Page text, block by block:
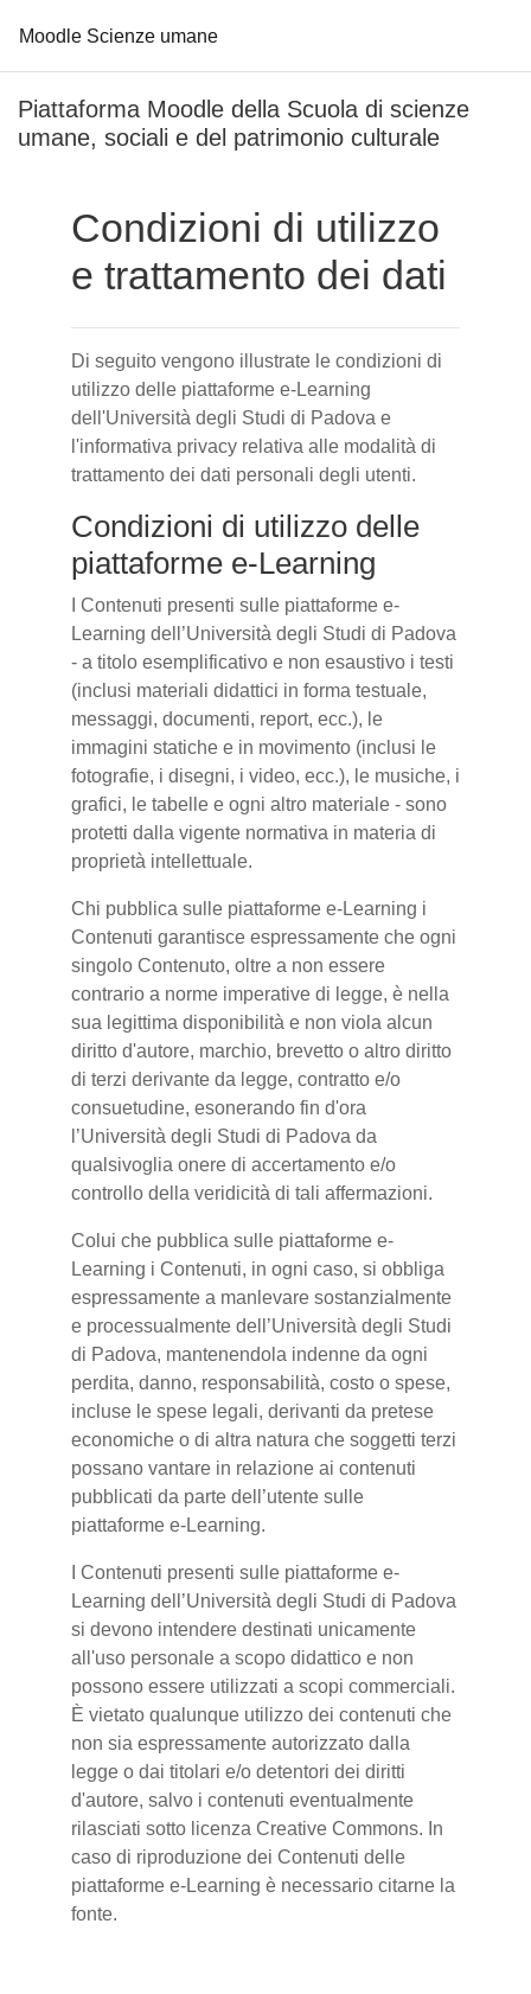
Moodle Scienze umane
Piattaforma Moodle della Scuola di scienze
umane, sociali e del patrimonio culturale
Condizioni di utilizzo
e trattamento dei dati
Di seguito vengono illustrate le condizioni di
utilizzo delle piattaforme e-Learning
dell'Università degli Studi di Padova e
l'informativa privacy relativa alle modalità di
trattamento dei dati personali degli utenti.
Condizioni di utilizzo delle
piattaforme e-Learning
I Contenuti presenti sulle piattaforme e-
Learning dell’Università degli Studi di Padova
- a titolo esemplificativo e non esaustivo i testi
(inclusi materiali didattici in forma testuale,
messaggi, documenti, report, ecc.), le
immagini statiche e in movimento (inclusi le
fotografie, i disegni, i video, ecc.), le musiche, i
grafici, le tabelle e ogni altro materiale - sono
protetti dalla vigente normativa in materia di
proprietà intellettuale.
Chi pubblica sulle piattaforme e-Learning i
Contenuti garantisce espressamente che ogni
singolo Contenuto, oltre a non essere
contrario a norme imperative di legge, è nella
sua legittima disponibilità e non viola alcun
diritto d'autore, marchio, brevetto o altro diritto
di terzi derivante da legge, contratto e/o
consuetudine, esonerando fin d'ora
l’Università degli Studi di Padova da
qualsivoglia onere di accertamento e/o
controllo della veridicità di tali affermazioni.
Colui che pubblica sulle piattaforme e-
Learning i Contenuti, in ogni caso, si obbliga
espressamente a manlevare sostanzialmente
e processualmente dell’Università degli Studi
di Padova, mantenendola indenne da ogni
perdita, danno, responsabilità, costo o spese,
incluse le spese legali, derivanti da pretese
economiche o di altra natura che soggetti terzi
possano vantare in relazione ai contenuti
pubblicati da parte dell’utente sulle
piattaforme e-Learning.
I Contenuti presenti sulle piattaforme e-
Learning dell’Università degli Studi di Padova
si devono intendere destinati unicamente
all'uso personale a scopo didattico e non
possono essere utilizzati a scopi commerciali.
È vietato qualunque utilizzo dei contenuti che
non sia espressamente autorizzato dalla
legge o dai titolari e/o detentori dei diritti
d'autore, salvo i contenuti eventualmente
rilasciati sotto licenza Creative Commons. In
caso di riproduzione dei Contenuti delle
piattaforme e-Learning è necessario citarne la
fonte.